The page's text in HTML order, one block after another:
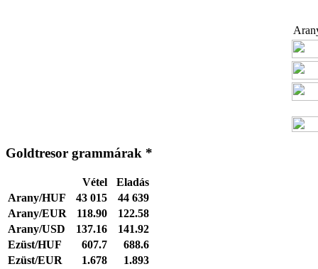
Goldtresor grammárak *
Vétel
Eladás
Arany/HUF
43 015
44 639
Arany/EUR
118.90
122.58
Arany/USD
137.16
141.92
Ezüst/HUF
607.7
688.6
Ezüst/EUR
1.678
1.893